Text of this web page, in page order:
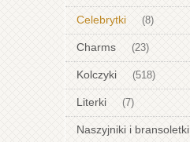
Celebrytki (8)
Charms (23)
Kolczyki (518)
Literki (7)
Naszyjniki i bransoletki